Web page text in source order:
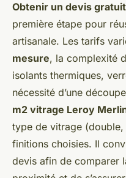
Obtenir un devis
première étape pour
artisanale. Les tarifs
mesure, la complexité
isolants thermiques,
nécessité d’une
m2 vitrage Leroy
type de vitrage
finitions choisies. Il
devis afin de comparer